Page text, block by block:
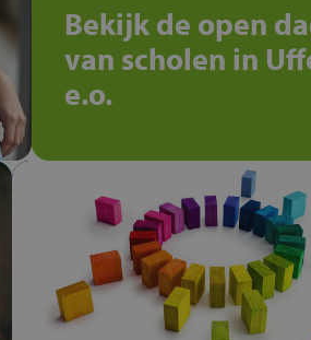
Bekijk de open
van scholen in
e.o.